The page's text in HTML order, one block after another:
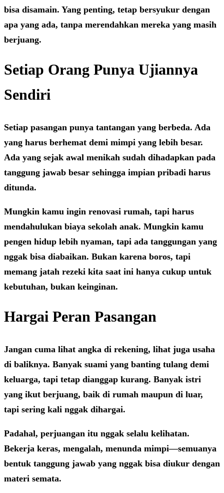
bisa disamain. Yang penting, tetap bersyukur dengan
apa yang ada, tanpa merendahkan mereka yang masih
berjuang.
Setiap Orang Punya Ujiannya
Sendiri
Setiap pasangan punya tantangan yang berbeda. Ada
yang harus berhemat demi mimpi yang lebih besar.
Ada yang sejak awal menikah sudah dihadapkan pada
tanggung jawab besar sehingga impian pribadi harus
ditunda.
Mungkin kamu ingin renovasi rumah, tapi harus
mendahulukan biaya sekolah anak. Mungkin kamu
pengen hidup lebih nyaman, tapi ada tanggungan yang
nggak bisa diabaikan. Bukan karena boros, tapi
memang jatah rezeki kita saat ini hanya cukup untuk
kebutuhan, bukan keinginan.
Hargai Peran Pasangan
Jangan cuma lihat angka di rekening, lihat juga usaha
di baliknya. Banyak suami yang banting tulang demi
keluarga, tapi tetap dianggap kurang. Banyak istri
yang ikut berjuang, baik di rumah maupun di luar,
tapi sering kali nggak dihargai.
Padahal, perjuangan itu nggak selalu kelihatan.
Bekerja keras, mengalah, menunda mimpi—semuanya
bentuk tanggung jawab yang nggak bisa diukur dengan
materi semata.